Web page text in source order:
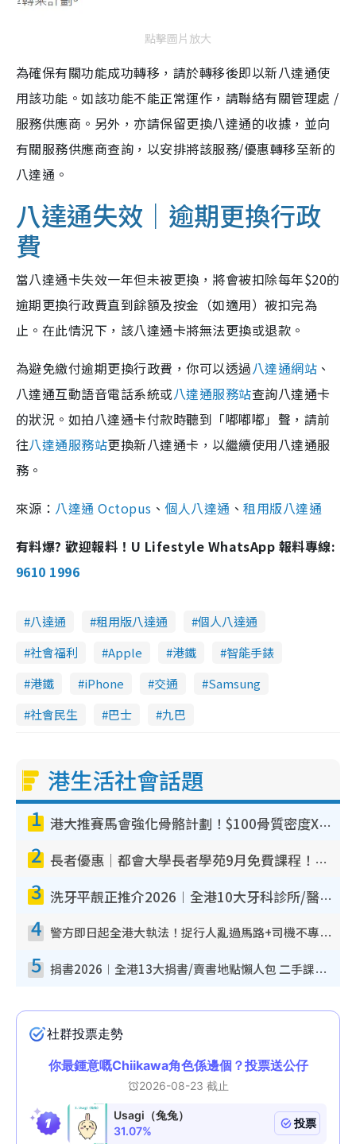
點擊圖片放大
為確保有關功能成功轉移，請於轉移後即以新八達通使
用該功能。如該功能不能正常運作，請聯絡有關管理處 /
服務供應商。另外，亦請保留更換八達通的收據，並向
有關服務供應商查詢，以安排將該服務/優惠轉移至新的
八達通。
八達通失效｜逾期更換行政
費
當八達通卡失效一年但未被更換，將會被扣除每年$20的
逾期更換行政費直到餘額及按金（如適用）被扣完為
止。在此情況下，該八達通卡將無法更換或退款。
為避免繳付逾期更換行政費，你可以透過八達通網站 、
八達通互動語音電話系統或八達通服務站查詢八達通卡
的狀況。如拍八達通卡付款時聽到「嘟嘟嘟」聲，請前
往八達通服務站更換新八達通卡，以繼續使用八達通服
務。
來源： 八達通 Octopus 、個人八達通 、租用版八達通
有料爆? 歡迎報料！U Lifestyle WhatsApp 報料專線:
9610 1996
八達通 租用版八達通
個人八達通
社會福利
Apple 港鐵
智能手錶
港鐵
iPhone 交通
Samsung
社會民生
巴士 九巴
港生活社會話題
1 港大推賽馬會強化骨骼計劃！$100骨質密度X光檢查 完成免費運動訓練送超市禮券！附參加資格
2 長者優惠｜都會大學長者學苑9月免費課程！多媒體/微電影創作/網絡安全 附報名方法教學
3 洗牙平靚正推介2026︱全港10大牙科診所/醫院懶人包 夜診至8點/鎮靜潔牙/醫療券適用
4 警方即日起全港大執法！捉行人亂過馬路+司機不專注駕駛！亂過馬路罰$2000
5 捐書2026︱全港13大捐書/賣書地點懶人包 二手課本最高$150＋舊書換免費咖啡/戲票